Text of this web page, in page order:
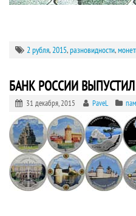
2 рубля,2015,разновидности,
БАНК РОССИИ
31 декабря, 2015 PaveL